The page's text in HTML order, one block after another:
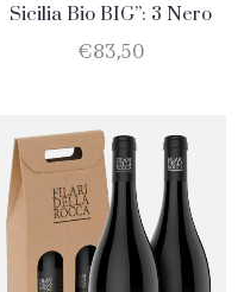
Sicilia Bio BIG”: 3 Nero
D’Avola + 3 Merlot
€83,50